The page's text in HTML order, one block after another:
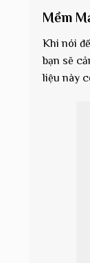
Mềm
Khi nói
bạn sẽ
liệu này